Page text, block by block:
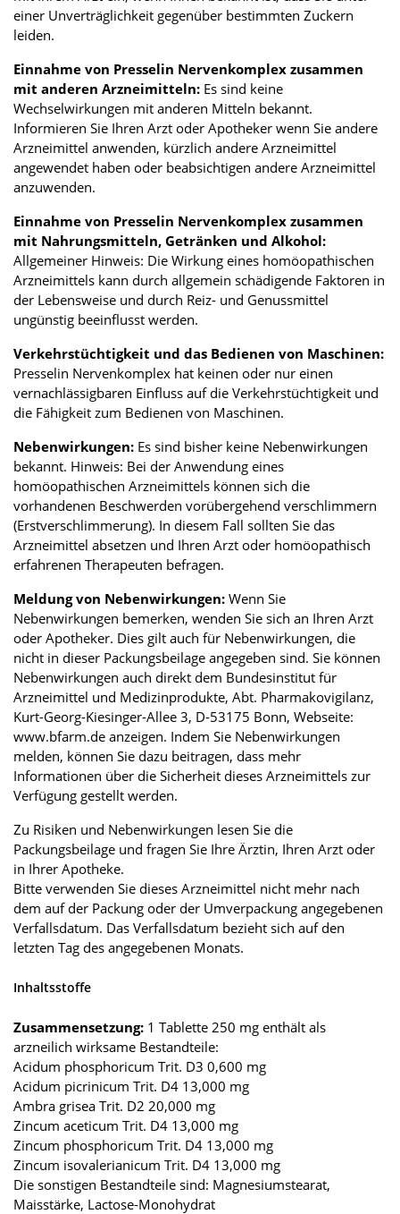
einer Unverträglichkeit gegenüber bestimmten Zuckern
leiden.
Einnahme von Presselin Nervenkomplex zusammen
mit anderen Arzneimitteln: Es sind keine
Wechselwirkungen mit anderen Mitteln bekannt.
Informieren Sie Ihren Arzt oder Apotheker wenn Sie andere
Arzneimittel anwenden, kürzlich andere Arzneimittel
angewendet haben oder beabsichtigen andere Arzneimittel
anzuwenden.
Einnahme von Presselin Nervenkomplex zusammen
mit Nahrungsmitteln, Getränken und Alkohol:
Allgemeiner Hinweis: Die Wirkung eines homöopathischen
Arzneimittels kann durch allgemein schädigende Faktoren in
der Lebensweise und durch Reiz- und Genussmittel
ungünstig beeinflusst werden.
Verkehrstüchtigkeit und das Bedienen von Maschinen:
Presselin Nervenkomplex hat keinen oder nur einen
vernachlässigbaren Einfluss auf die Verkehrstüchtigkeit und
die Fähigkeit zum Bedienen von Maschinen.
Nebenwirkungen: Es sind bisher keine Nebenwirkungen
bekannt. Hinweis: Bei der Anwendung eines
homöopathischen Arzneimittels können sich die
vorhandenen Beschwerden vorübergehend verschlimmern
(Erstverschlimmerung). In diesem Fall sollten Sie das
Arzneimittel absetzen und Ihren Arzt oder homöopathisch
erfahrenen Therapeuten befragen.
Meldung von Nebenwirkungen: Wenn Sie
Nebenwirkungen bemerken, wenden Sie sich an Ihren Arzt
oder Apotheker. Dies gilt auch für Nebenwirkungen, die
nicht in dieser Packungsbeilage angegeben sind. Sie können
Nebenwirkungen auch direkt dem Bundesinstitut für
Arzneimittel und Medizinprodukte, Abt. Pharmakovigilanz,
Kurt-Georg-Kiesinger-Allee 3, D-53175 Bonn, Webseite:
www.bfarm.de anzeigen. Indem Sie Nebenwirkungen
melden, können Sie dazu beitragen, dass mehr
Informationen über die Sicherheit dieses Arzneimittels zur
Verfügung gestellt werden.
Zu Risiken und Nebenwirkungen lesen Sie die
Packungsbeilage und fragen Sie Ihre Ärztin, Ihren Arzt oder
in Ihrer Apotheke.
Bitte verwenden Sie dieses Arzneimittel nicht mehr nach
dem auf der Packung oder der Umverpackung angegebenen
Verfallsdatum. Das Verfallsdatum bezieht sich auf den
letzten Tag des angegebenen Monats.
Inhaltsstoffe
Zusammensetzung: 1 Tablette 250 mg enthält als
arzneilich wirksame Bestandteile:
Acidum phosphoricum Trit. D3 0,600 mg
Acidum picrinicum Trit. D4 13,000 mg
Ambra grisea Trit. D2 20,000 mg
Zincum aceticum Trit. D4 13,000 mg
Zincum phosphoricum Trit. D4 13,000 mg
Zincum isovalerianicum Trit. D4 13,000 mg
Die sonstigen Bestandteile sind: Magnesiumstearat,
Maisstärke, Lactose-Monohydrat